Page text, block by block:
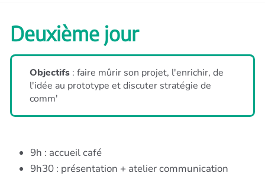
Deuxième jour
Objectifs: faire mûrir son projet, l'enrichir, de
l'idée au prototype et discuter stratégie de
comm'
9h : accueil café
9h30 : présentation + atelier communication